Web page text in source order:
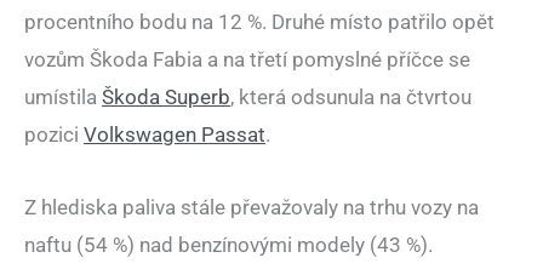
procentního bodu na 12 %. Druhé místo patřilo opět
vozům Škoda Fabia a na třetí pomyslné příčce se
umístila Škoda Superb, která odsunula na čtvrtou
pozici Volkswagen Passat.
Z hlediska paliva stále převažovaly na trhu vozy na
naftu (54 %) nad benzínovými modely (43 %).